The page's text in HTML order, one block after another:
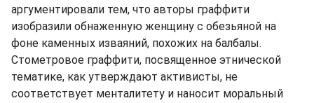
аргументировали тем, что авторы граффити
изобразили обнаженную женщину с обезьяной на
фоне каменных изваяний, похожих на балбалы.
Стометровое граффити, посвященное этнической
тематике, как утверждают активисты, не
соответствует менталитету и наносит моральный